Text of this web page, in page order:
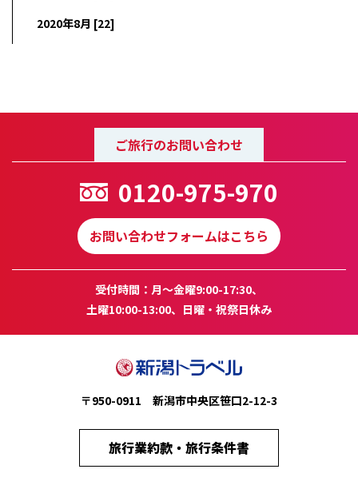
2020年8月 [22]
ご旅行のお問い合わせ
0120-975-970
お問い合わせフォームはこちら
受付時間：月～金曜9:00-17:30、
土曜10:00-13:00、日曜・祝祭日休み
〒950-0911 新潟市中央区笹口2-12-3
旅行業約款・旅行条件書